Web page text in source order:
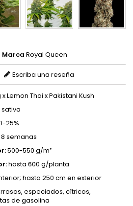
Marca Royal Queen
Escriba una reseña
Lemon Thai x Pakistani Kush
sativa
25%
8 semanas
500-550 g/m²
hasta 600 g/planta
hasta 250 cm en exterior
especiados, cítricos,
de gasolina